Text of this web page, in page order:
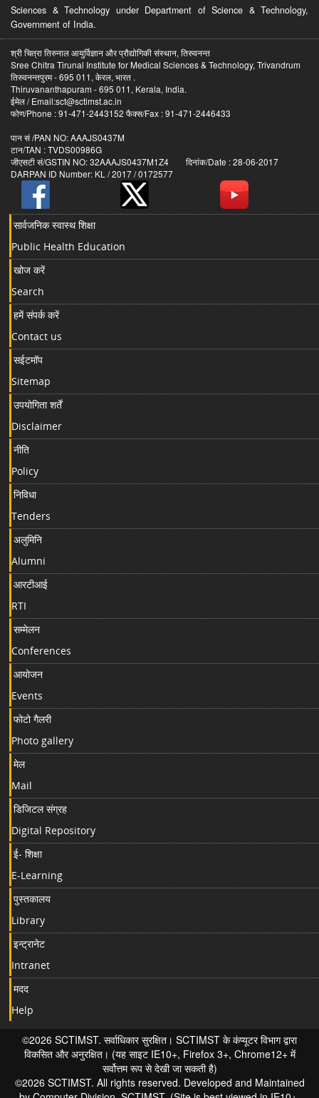
Sciences & Technology under Department of Science & Technology,
Government of India.
श्री चित्रा तिरुनाल आयुर्विज्ञान और प्रौद्योगिकी संस्थान, तिरुवनन्त
Sree Chitra Tirunal Institute for Medical Sciences & Technology, Trivandrum
तिरुवनन्तपुरम - 695 011, केरल, भारत .
Thiruvananthapuram - 695 011, Kerala, India.
ईमेल / Email:sct@sctimst.ac.in
फोण/Phone : 91-471-2443152 फैक्स/Fax : 91-471-2446433
पान सं /PAN NO: AAAJS0437M
टान/TAN : TVDS00986G
जीएसटी सं/GSTIN NO: 32AAAJS0437M1Z4 दिनांक/Date : 28-06-2017
DARPAN ID Number: KL / 2017 / 0172577
सार्वजनिक स्वास्थ शिक्षा
Public Health Education
खोज करें
Search
हमें संपर्क करें
Contact us
सईटमॉप
Sitemap
उपयोगिता शर्तें
Disclaimer
नीति
Policy
निविधा
Tenders
अलुमिनि
Alumni
आरटीआई
RTI
सम्मेलन
Conferences
आयोजन
Events
फोटो गैलरी
Photo gallery
मेल
Mail
डिजिटल संग्रह
Digital Repository
ई- शिक्षा
E-Learning
पुस्तकालय
Library
इन्ट्रानेट
Intranet
मदद
Help
©2026 SCTIMST. सर्वाधिकार सुरक्षित। SCTIMST के कंप्यूटर विभाग द्वारा
विकसित और अनुरक्षित। (यह साइट IE10+, Firefox 3+, Chrome12+ में
सर्वोत्तम रूप से देखी जा सकती है)
©2026 SCTIMST. All rights reserved. Developed and Maintained